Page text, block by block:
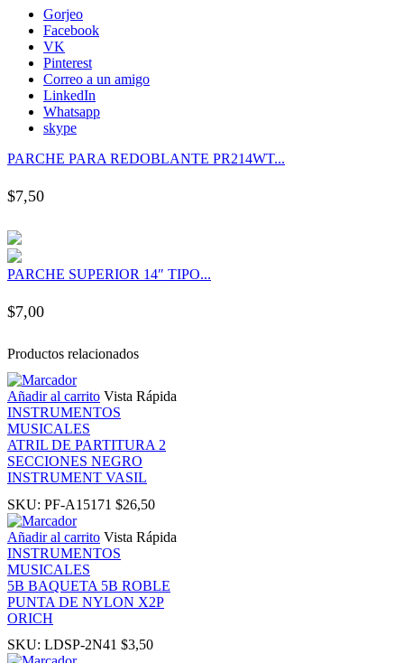
panel
panel
panel
panel
panel
panel
panel
panel
Panel
Gorjeo
Facebook
VK
Pinterest
Correo a un amigo
LinkedIn
Whatsapp
skype
PARCHE PARA REDOBLANTE PR214WT...
$7,50
PARCHE SUPERIOR 14″ TIPO...
$7,00
Productos relacionados
Añadir al carrito Vista Rápida
INSTRUMENTOS
MUSICALES
ATRIL DE PARTITURA 2
SECCIONES NEGRO
INSTRUMENT VASIL
SKU: PF-A15171 $26,50
Añadir al carrito Vista Rápida
INSTRUMENTOS
MUSICALES
5B BAQUETA 5B ROBLE
PUNTA DE NYLON X2P
ORICH
SKU: LDSP-2N41 $3,50